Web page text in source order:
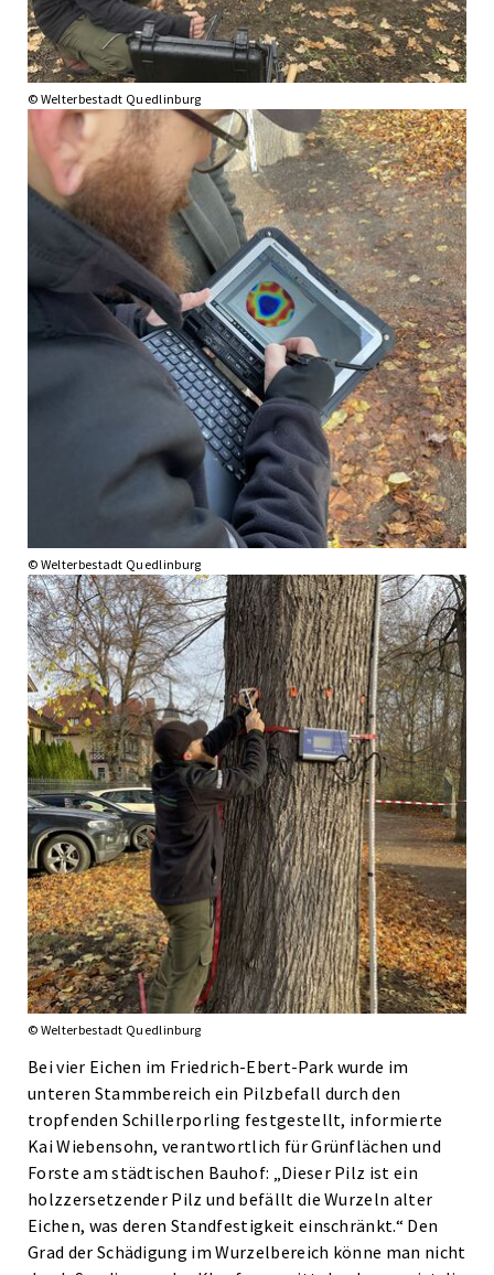
© Welterbestadt Quedlinburg
© Welterbestadt Quedlinburg
© Welterbestadt Quedlinburg
Bei vier Eichen im Friedrich-Ebert-Park wurde im
unteren Stammbereich ein Pilzbefall durch den
tropfenden Schillerporling festgestellt, informierte
Kai Wiebensohn, verantwortlich für Grünflächen und
Forste am städtischen Bauhof: „Dieser Pilz ist ein
holzzersetzender Pilz und befällt die Wurzeln alter
Eichen, was deren Standfestigkeit einschränkt.“ Den
Grad der Schädigung im Wurzelbereich könne man nicht